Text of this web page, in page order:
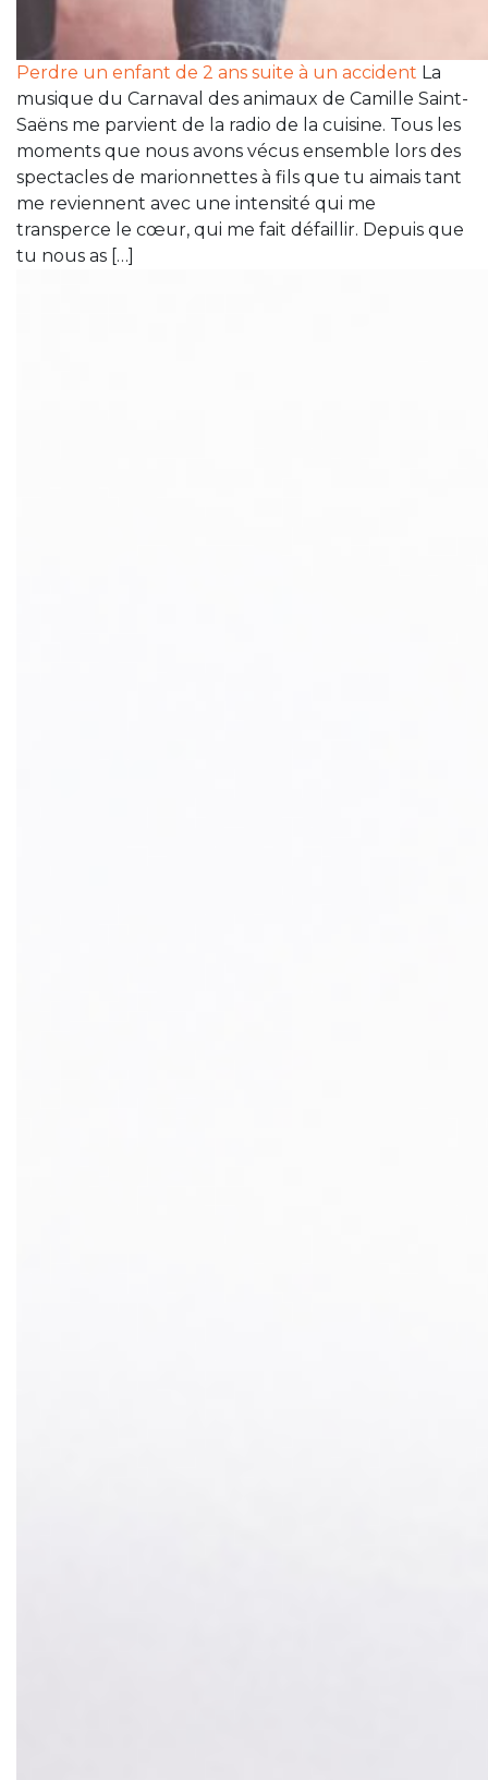
Perdre un enfant de 2 ans suite à un accident La
musique du Carnaval des animaux de Camille Saint-
Saëns me parvient de la radio de la cuisine. Tous les
moments que nous avons vécus ensemble lors des
spectacles de marionnettes à fils que tu aimais tant
me reviennent avec une intensité qui me
transperce le cœur, qui me fait défaillir. Depuis que
tu nous as […]